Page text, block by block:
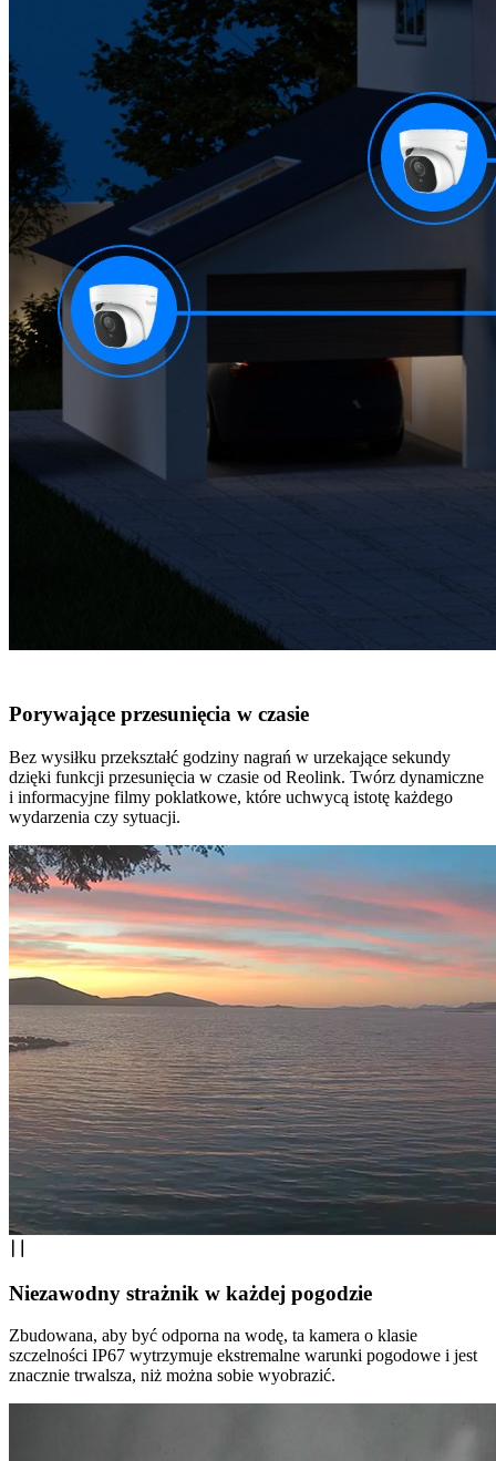
Porywające przesunięcia w czasie
Bez wysiłku przekształć godziny nagrań w urzekające sekundy
dzięki funkcji przesunięcia w czasie od Reolink. Twórz dynamiczne
i informacyjne filmy poklatkowe, które uchwycą istotę każdego
wydarzenia czy sytuacji.
Niezawodny strażnik w każdej pogodzie
Zbudowana, aby być odporna na wodę, ta kamera o klasie
szczelności IP67 wytrzymuje ekstremalne warunki pogodowe i jest
znacznie trwalsza, niż można sobie wyobrazić.